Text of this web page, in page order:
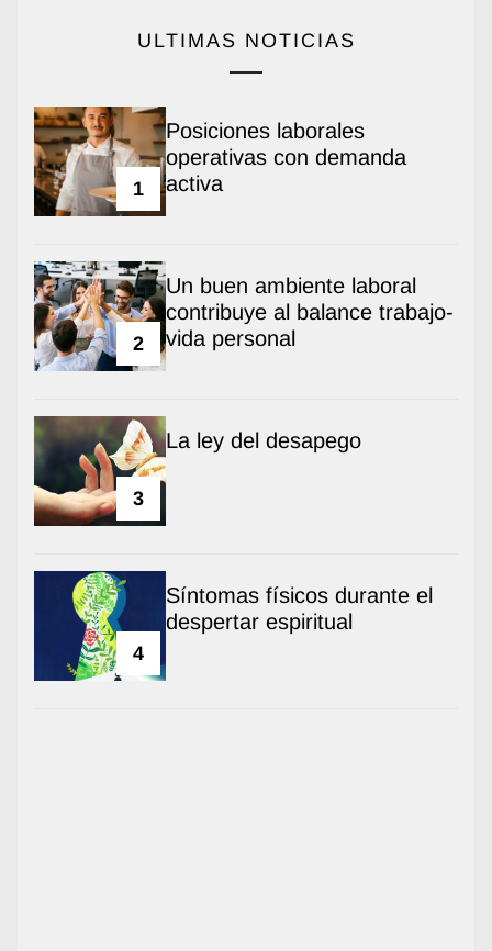
ULTIMAS NOTICIAS
1
Posiciones laborales
operativas con demanda
activa
2
Un buen ambiente laboral
contribuye al balance trabajo-
vida personal
3
La ley del desapego
4
Síntomas físicos durante el
despertar espiritual